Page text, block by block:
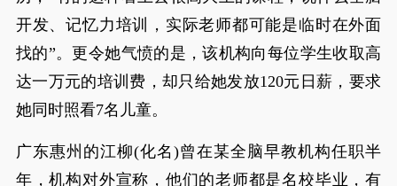
开发、记忆力培训，实际老师都可能是临时在外面
找的”。更令她气愤的是，该机构向每位学生收取高
达一万元的培训费，却只给她发放120元日薪，要求
她同时照看7名儿童。
广东惠州的江柳(化名)曾在某全脑早教机构任职半
年，机构对外宣称，他们的老师都是名校毕业，有